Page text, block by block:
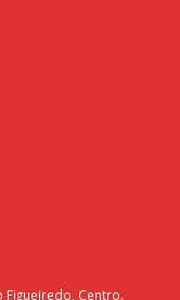
Figueiredo, Centro.